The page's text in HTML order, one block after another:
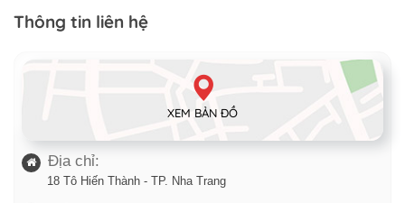
Thông tin liên hệ
XEM BẢN ĐỒ
Địa chỉ:
18 Tô Hiến Thành - TP. Nha Trang